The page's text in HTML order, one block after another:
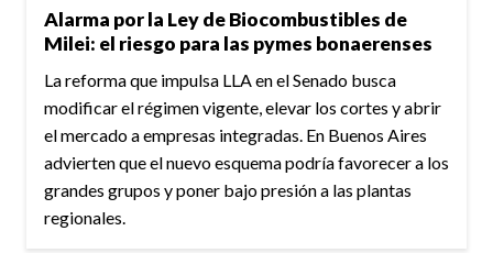
Alarma por la Ley de Biocombustibles de
Milei: el riesgo para las pymes bonaerenses
La reforma que impulsa LLA en el Senado busca
modificar el régimen vigente, elevar los cortes y abrir
el mercado a empresas integradas. En Buenos Aires
advierten que el nuevo esquema podría favorecer a los
grandes grupos y poner bajo presión a las plantas
regionales.